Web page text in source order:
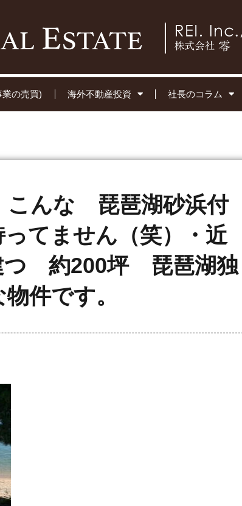
業の売買) 海外不動産投資 社長のコラム
こんな 琵琶湖砂浜付
てません（笑）・近
つ 約200坪 琵琶湖独
件です。